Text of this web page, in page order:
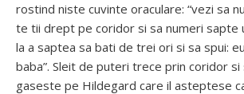
rostind niste cuvinte oraculare: “vezi sa
te tii drept pe coridor si sa numeri sapte
la a saptea sa bati de trei ori si sa spui:
baba”. Sleit de puteri trece prin coridor si
gaseste pe Hildegard care il asteptese